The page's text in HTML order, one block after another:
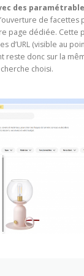
des
de
page dédiée. Cette
d’URL (visible au
reste donc sur la
choisi.